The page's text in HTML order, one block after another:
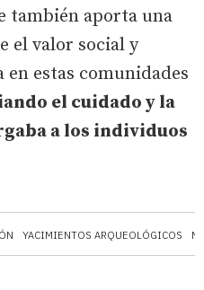
YACIMIENTOS ARQUEOLÓGICOS
también aporta una
el valor social y
estas comunidades
el cuidado y la
a los individuos